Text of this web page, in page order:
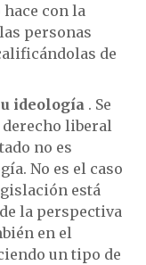
con la
personas
de
ideología . Se
derecho liberal
no es
No es el caso
está
la perspectiva
en el
un tipo de